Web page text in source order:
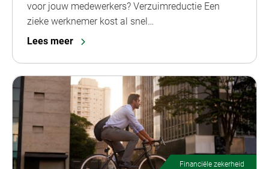
voor jouw medewerkers? Verzuimreductie Een
zieke werknemer kost al snel…
Lees meer
Financiële zekerheid